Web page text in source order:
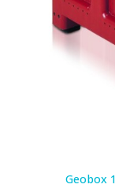
Geobox